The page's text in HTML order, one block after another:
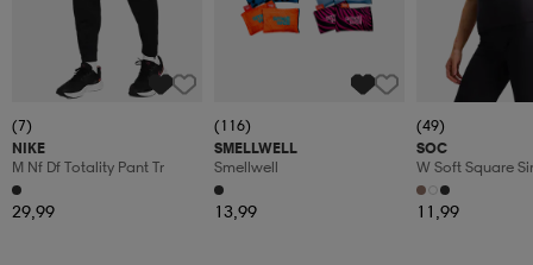
(7)
NIKE
M Nf Df Totality Pant Tr
29,99
(116)
SMELLWELL
Smellwell
13,99
(49)
SOC
W Soft Square
11,99